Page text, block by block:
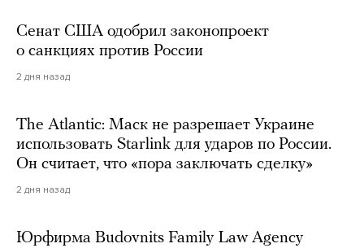
Сенат США одобрил законопроект
о санкциях против России
2 дня назад
The Atlantic: Маск не разрешает Украине
использовать Starlink для ударов по России.
Он считает, что «пора заключать сделку»
2 дня назад
Юрфирма Budovnits Family Law Agency